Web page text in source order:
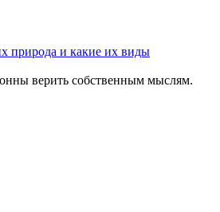
природа и какие их виды
верить собственным мыслям.